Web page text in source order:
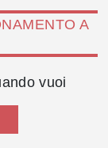
A
vuoi